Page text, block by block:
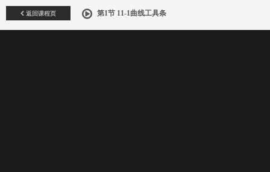
返回课程页 第1节 11-1曲线工具条